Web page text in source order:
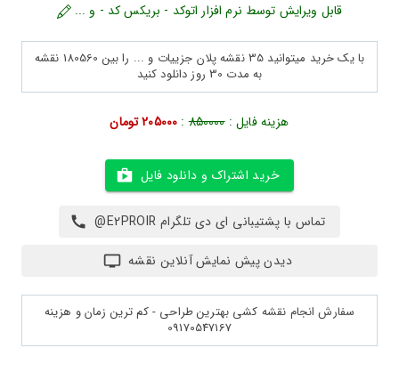
قابل ویرایش توسط نرم افزار اتوکد - بریکس کد - و ...
با یک خرید میتوانید 35 نقشه پلان جزییات و ... را بین 180560 نقشه
به مدت 30 روز دانلود کنید
هزینه فایل :850000
: 205000 تومان
خرید اشتراک و دانلود فایل
تماس با پشتیبانی ای دی تلگرام E2PROIR@
دیدن پیش نمایش آنلاین نقشه
سفارش انجام نقشه کشی بهترین طراحی - کم ترین زمان و هزینه
09170547167